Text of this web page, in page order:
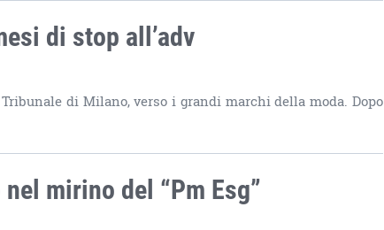
di stop all’adv
di Milano, verso i grandi marchi della moda. Dopo
mirino del “Pm Esg”